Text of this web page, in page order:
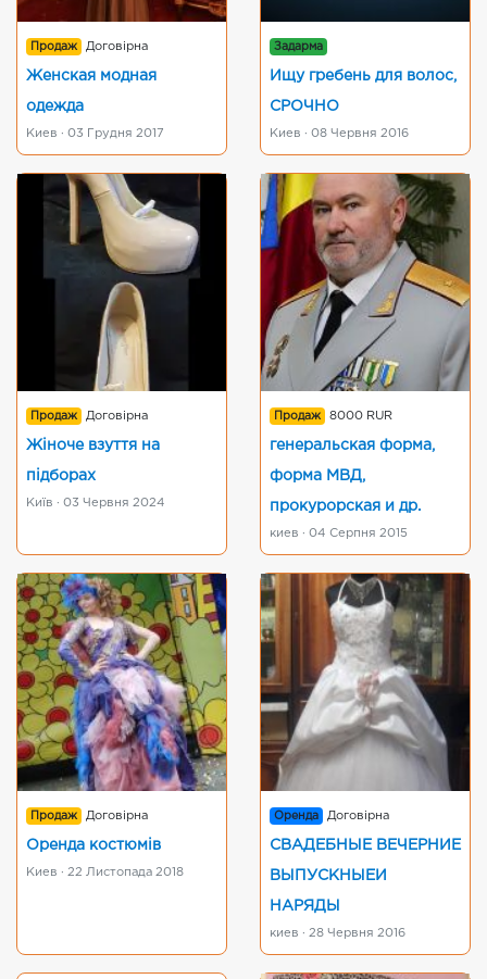
Продаж Договірна
Женская модная
одежда
Киев · 03 Грудня 2017
Задарма
Ищу гребень для волос,
СРОЧНО
Киев · 08 Червня 2016
Продаж Договірна
Жіноче взуття на
підборах
Київ · 03 Червня 2024
Продаж 8000 RUR
генеральская форма,
форма МВД,
прокурорская и др.
киев · 04 Серпня 2015
Продаж Договірна
Оренда костюмів
Киев · 22 Листопада 2018
Оренда Договірна
СВАДЕБНЫЕ ВЕЧЕРНИЕ
ВЫПУСКНЫЕИ
НАРЯДЫ
киев · 28 Червня 2016